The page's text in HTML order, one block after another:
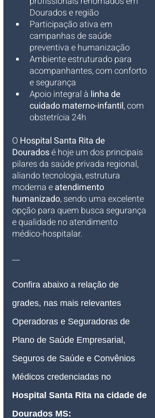
Dourados e região
Participação ativa em
campanhas de saúde
preventiva e humanização
Ambiente estruturado para
acompanhantes, com conforto
e segurança
Apoio integral à linha de
cuidado materno-infantil, com
obstetrícia 24h
O Hospital Santa Rita de
Dourados é hoje um dos principais
pilares da saúde privada regional,
aliando tecnologia, estrutura
moderna e atendimento
humanizado, sendo uma excelente
opção para quem busca segurança
e qualidade no atendimento
médico-hospitalar.
__
Confira abaixo a relação de
grades, nas mais relevantes
Operadoras e Seguradoras de
Plano de Saúde Empresarial,
Seguros de Saúde e Convênios
Médicos credenciadas no
Hospital Santa Rita na cidade de
Dourados MS: